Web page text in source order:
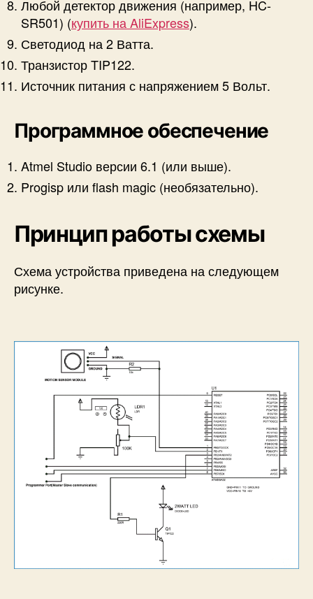
Любой детектор движения (например, HC-
SR501) (купить на AliExpress).
Светодиод на 2 Ватта.
Транзистор TIP122.
Источник питания с напряжением 5 Вольт.
Программное обеспечение
Atmel Studio версии 6.1 (или выше).
Progisp или flash magic (необязательно).
Принцип работы схемы
Схема устройства приведена на следующем
рисунке.